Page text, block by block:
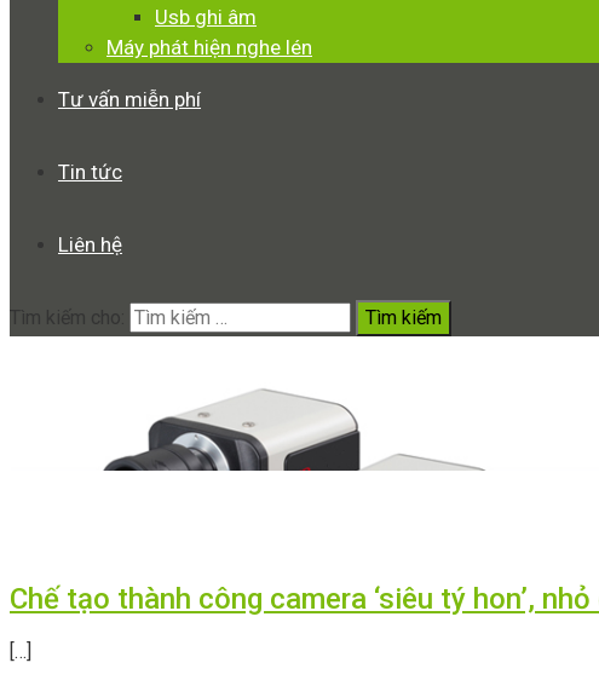
Usb ghi âm
Máy phát hiện nghe lén
Tư vấn miễn phí
Tin tức
Liên hệ
Tìm kiếm cho:
Chế tạo thành công camera ‘siêu tý hon’,
[…]